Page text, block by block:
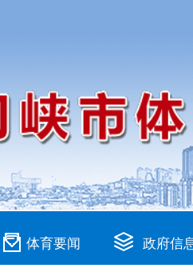
体育要闻 政府信